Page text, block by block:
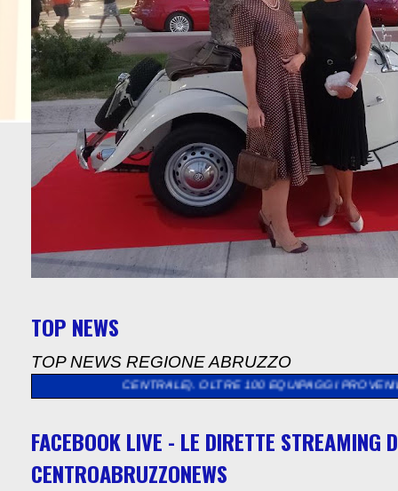
TOP NEWS
TOP NEWS REGIONE ABRUZZO
OLTRE 100 EQUIPAGGI PROVENIENTI
FACEBOOK LIVE - LE DIRETTE STREAMING
CENTROABRUZZONEWS